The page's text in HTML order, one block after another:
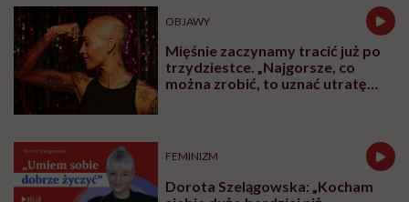
OBJAWY
Mięśnie zaczynamy tracić już po
trzydziestce. „Najgorsze, co
można zrobić, to uznać utratę
FEMINIZM
Dorota Szelągowska: „Kocham